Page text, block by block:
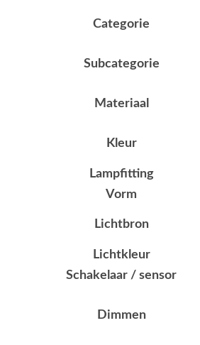
Categorie
Subcategorie
Materiaal
Kleur
Lampfitting
Vorm
Lichtbron
Lichtkleur
Schakelaar / sensor
Dimmen